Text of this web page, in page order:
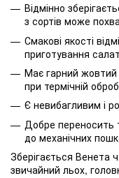
Відмінно
з сортів може
Смакові якості
приготування
Має гарний жовтий
при термічній
Є невибагливим і
Добре переносить
до механічних
Зберігається Венета
звичайний льох,